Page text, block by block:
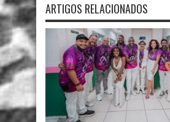
ARTIGOS RELACIONADOS